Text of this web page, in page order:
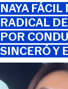
NAYA
RADICAL
POR
SINCERÓ Y